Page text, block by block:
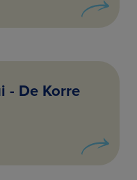
- De Korre